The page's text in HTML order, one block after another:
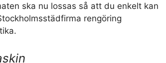
ska nu lossas så att du enkelt kan
rengöring